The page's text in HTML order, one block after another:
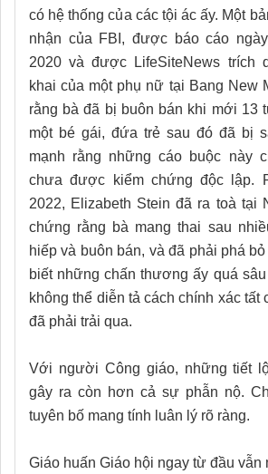
có hệ thống của các tội ác ấy. Một
nhận của FBI, được báo cáo
2020 và được LifeSiteNews trích
khai của một phụ nữ tại Bang New
rằng bà đã bị buôn bán khi mới 13
một bé gái, đứa trẻ sau đó đã bị
mạnh rằng những cáo buộc này
chưa được kiểm chứng độc lập.
2022, Elizabeth Stein đã ra toà tại
chứng rằng bà mang thai sau
hiếp và buôn bán, và đã phải phá
biết những chấn thương ấy quá
không thể diễn tả cách chính xác tất
đã phải trải qua.
Với người Công giáo, những tiết
gây ra còn hơn cả sự phẫn nộ.
tuyên bố mang tính luân lý rõ ràng.
Giáo huấn Giáo hội ngay từ đầu vẫn